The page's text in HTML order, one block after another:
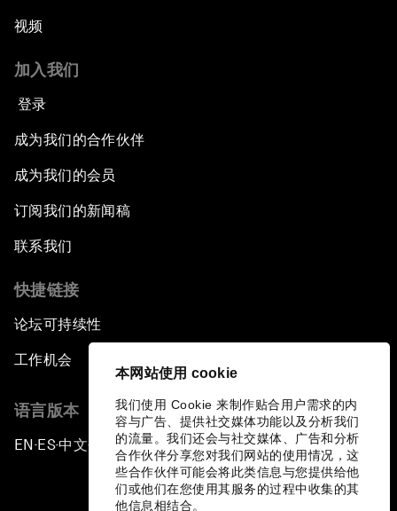
本网站使用 cookie
我们使用 Cookie 来制作贴合用户需求的内
容与广告、提供社交媒体功能以及分析我们
的流量。我们还会与社交媒体、广告和分析
合作伙伴分享您对我们网站的使用情况，这
些合作伙伴可能会将此类信息与您提供给他
们或他们在您使用其服务的过程中收集的其
他信息相结合。
视频
加入我们
登录
成为我们的合作伙伴
成为我们的会员
订阅我们的新闻稿
联系我们
快捷链接
论坛可持续性
工作机会
语言版本
EN ▪ES▪中文▪ 日本語